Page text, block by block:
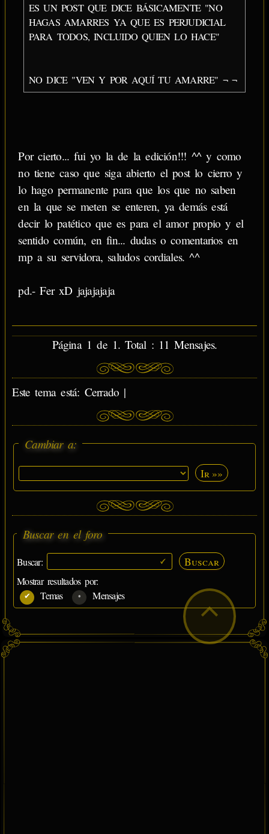
ES UN POST QUE DICE BÁSICAMENTE "NO
HAGAS AMARRES YA QUE ES PERJUDICIAL
PARA TODOS, INCLUIDO QUIEN LO HACE"
NO DICE "VEN Y POR AQUÍ TU AMARRE" ¬ ¬
Por cierto... fui yo la de la edición!!! ^^ y como
no tiene caso que siga abierto el post lo cierro y
lo hago permanente para que los que no saben
en la que se meten se enteren, ya demás está
decir lo patético que es para el amor propio y el
sentido común, en fin... dudas o comentarios en
mp a su servidora, saludos cordiales. ^^
pd.- Fer xD jajajajaja
Página 1 de 1. Total : 11 Mensajes.
Este tema está: Cerrado |
Cambiar a:
Ir »»
Buscar en el foro
Buscar: Buscar
Mostrar resultados por:
Temas
Mensajes